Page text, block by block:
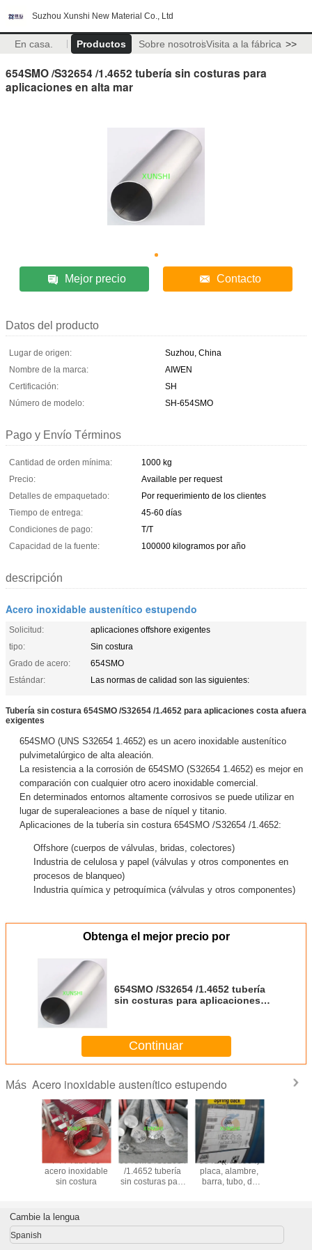
Suzhou Xunshi New Material Co., Ltd
En casa. Productos Sobre nosotrosVisita a la fábrica >>
654SMO /S32654 /1.4652 tubería sin costuras para
aplicaciones en alta mar
Mejor precio Contacto
Datos del producto
Lugar de origen:
Suzhou, China
Nombre de la marca:
AIWEN
Certificación:
SH
Número de modelo:
SH-654SMO
Pago y Envío Términos
Cantidad de orden mínima:
1000 kg
Precio:
Available per request
Detalles de empaquetado:
Por requerimiento de los clientes
Tiempo de entrega:
45-60 días
Condiciones de pago:
T/T
Capacidad de la fuente:
100000 kilogramos por año
descripción
Acero inoxidable austenítico estupendo
Solicitud:
aplicaciones offshore exigentes
tipo:
Sin costura
Grado de acero:
654SMO
Estándar:
Las normas de calidad son las siguientes:
Tubería sin costura 654SMO /S32654 /1.4652 para aplicaciones costa afuera
exigentes
654SMO (UNS S32654 1.4652) es un acero inoxidable austenítico
pulvimetalúrgico de alta aleación.
La resistencia a la corrosión de 654SMO (S32654 1.4652) es mejor en
comparación con cualquier otro acero inoxidable comercial.
En determinados entornos altamente corrosivos se puede utilizar en
lugar de superaleaciones a base de níquel y titanio.
Aplicaciones de la tubería sin costura 654SMO /S32654 /1.4652:
Offshore (cuerpos de válvulas, bridas, colectores)
Industria de celulosa y papel (válvulas y otros componentes en
procesos de blanqueo)
Industria química y petroquímica (válvulas y otros componentes)
Obtenga el mejor precio por
654SMO /S32654 /1.4652 tubería
sin costuras para aplicaciones
Continuar
Más Acero inoxidable austenítico estupendo
de
F44 Tubo de
acero inoxidable
sin costura
654SMO /S32654
/1.4652 tubería
sin costuras para
904L ((N08904)
placa, alambre,
barra, tubo, de
buen precio
Cambie la lengua
Spanish